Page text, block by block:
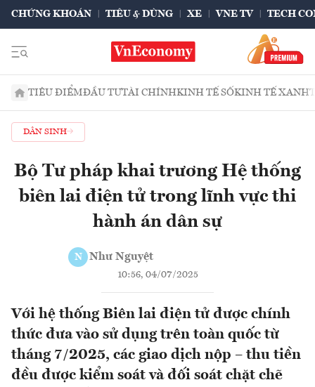
CHỨNG KHOÁN TIÊU & DÙNG XE VNE TV TECH
TIÊU ĐIỂMĐẦU TƯTÀI CHÍNHKINH TẾ SỐKINH TẾ XANH
DÂN SINH
Bộ Tư pháp khai trương Hệ thống
biên lai điện tử trong lĩnh vực thi
hành án dân sự
N Như Nguyệt
10:56, 04/07/2025
Với hệ thống Biên lai điện tử được chính
thức đưa vào sử dụng trên toàn quốc từ
tháng 7/2025, các giao dịch nộp – thu tiền
đều được kiểm soát và đối soát chặt chẽ